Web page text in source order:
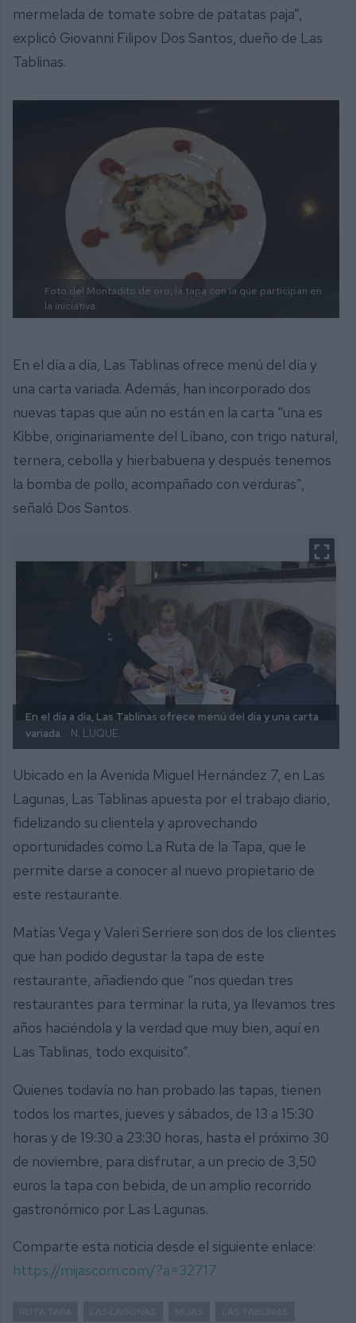
mermelada de tomate sobre de patatas paja”,
explicó Giovanni Filipov Dos Santos, dueño de Las
Tablinas.
Foto del Montadito de oro, la tapa con la que participan en
la iniciativa.
En el día a día, Las Tablinas ofrece menú del día y
una carta variada. Además, han incorporado dos
nuevas tapas que aún no están en la carta “una es
Kibbe, originariamente del Líbano, con trigo natural,
ternera, cebolla y hierbabuena y después tenemos
la bomba de pollo, acompañado con verduras”,
señaló Dos Santos.
En el día a día, Las Tablinas ofrece menú del día y una carta
variada.
N. LUQUE.
Ubicado en la Avenida Miguel Hernández 7, en Las
Lagunas, Las Tablinas apuesta por el trabajo diario,
fidelizando su clientela y aprovechando
oportunidades como La Ruta de la Tapa, que le
permite darse a conocer al nuevo propietario de
este restaurante.
Matías Vega y Valeri Serriere son dos de los clientes
que han podido degustar la tapa de este
restaurante, añadiendo que “nos quedan tres
restaurantes para terminar la ruta, ya llevamos tres
años haciéndola y la verdad que muy bien, aquí en
Las Tablinas, todo exquisito”.
Quienes todavía no han probado las tapas, tienen
todos los martes, jueves y sábados, de 13 a 15:30
horas y de 19:30 a 23:30 horas, hasta el próximo 30
de noviembre, para disfrutar, a un precio de 3,50
euros la tapa con bebida, de un amplio recorrido
gastronómico por Las Lagunas.
Comparte esta noticia desde el siguiente enlace:
https://mijascom.com/?a=32717